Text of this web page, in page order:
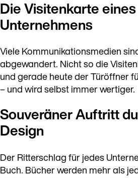
Die Visitenkarte eines
Unternehmens
Viele Kommunikationsmedien
abgewandert. Nicht so die
und gerade heute der Türöffner
– und wird selbst immer wertiger.
Souveräner Auftritt
Design
Der Ritterschlag für jedes
Buch. Bücher werden mehr als